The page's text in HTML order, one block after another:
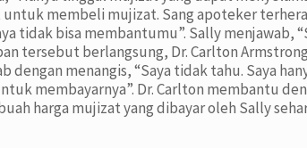
membeli mujizat. Sang apoteker
tidak bisa membantumu”. Sally menjawab,
tersebut berlangsung, Dr. Carlton
menangis, “Saya tidak tahu. Saya
membayarnya”. Dr. Carlton membantu
harga mujizat yang dibayar oleh Sally